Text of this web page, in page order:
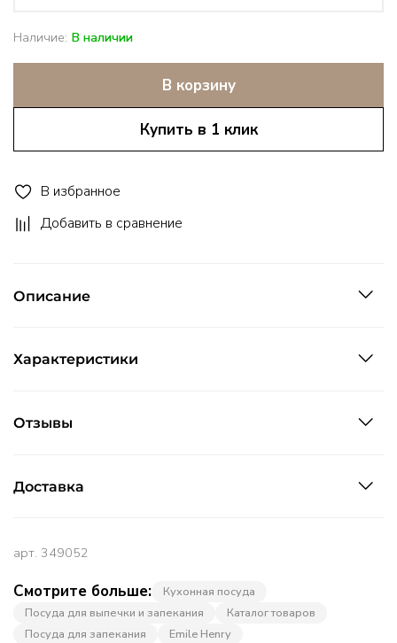
Смотрите больше:
Кухонная посуда
Посуда для выпечки и запекания
Каталог товаров
Посуда для запекания
Emile Henry
Наличие: В наличии
В корзину
Купить в 1 клик
В избранное
Добавить в сравнение
Описание
Характеристики
Отзывы
Доставка
арт. 349052